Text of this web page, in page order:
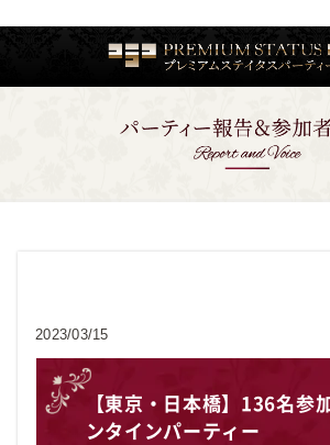
2023/03/15
【東京・日本橋】136名参
ンタインパーティー